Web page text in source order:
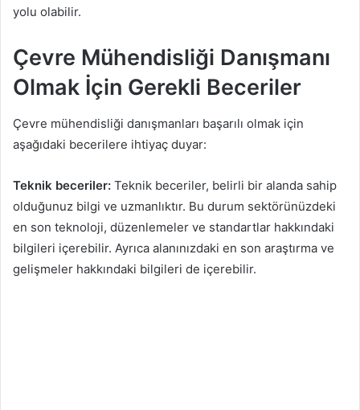
yolu olabilir.
Çevre Mühendisliği Danışmanı
Olmak İçin Gerekli Beceriler
Çevre mühendisliği danışmanları başarılı olmak için
aşağıdaki becerilere ihtiyaç duyar:
Teknik beceriler: Teknik beceriler, belirli bir alanda sahip
olduğunuz bilgi ve uzmanlıktır. Bu durum sektörünüzdeki
en son teknoloji, düzenlemeler ve standartlar hakkındaki
bilgileri içerebilir. Ayrıca alanınızdaki en son araştırma ve
gelişmeler hakkındaki bilgileri de içerebilir.